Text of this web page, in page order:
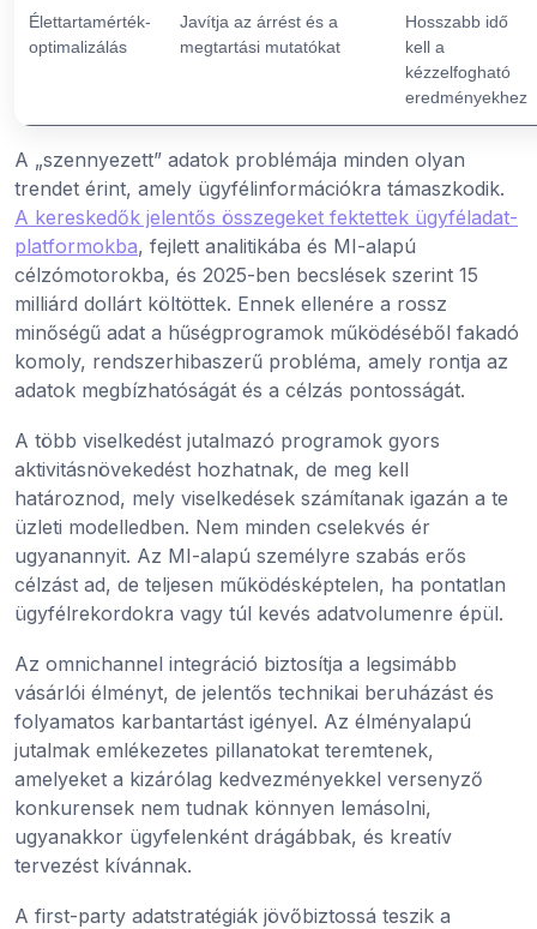
Élettartamérték-
optimalizálás
Javítja az árrést és a
megtartási mutatókat
Hosszabb idő
kell a
kézzelfogható
eredményekhez
A „szennyezett” adatok problémája minden olyan
trendet érint, amely ügyfélinformációkra támaszkodik.
A kereskedők jelentős összegeket fektettek ügyféladat-
platformokba, fejlett analitikába és MI-alapú
célzómotorokba, és 2025-ben becslések szerint 15
milliárd dollárt költöttek. Ennek ellenére a rossz
minőségű adat a hűségprogramok működéséből fakadó
komoly, rendszerhibaszerű probléma, amely rontja az
adatok megbízhatóságát és a célzás pontosságát.
A több viselkedést jutalmazó programok gyors
aktivitásnövekedést hozhatnak, de meg kell
határoznod, mely viselkedések számítanak igazán a te
üzleti modelledben. Nem minden cselekvés ér
ugyanannyit. Az MI-alapú személyre szabás erős
célzást ad, de teljesen működésképtelen, ha pontatlan
ügyfélrekordokra vagy túl kevés adatvolumenre épül.
Az omnichannel integráció biztosítja a legsimább
vásárlói élményt, de jelentős technikai beruházást és
folyamatos karbantartást igényel. Az élményalapú
jutalmak emlékezetes pillanatokat teremtenek,
amelyeket a kizárólag kedvezményekkel versenyző
konkurensek nem tudnak könnyen lemásolni,
ugyanakkor ügyfelenként drágábbak, és kreatív
tervezést kívánnak.
A first-party adatstratégiák jövőbiztossá teszik a